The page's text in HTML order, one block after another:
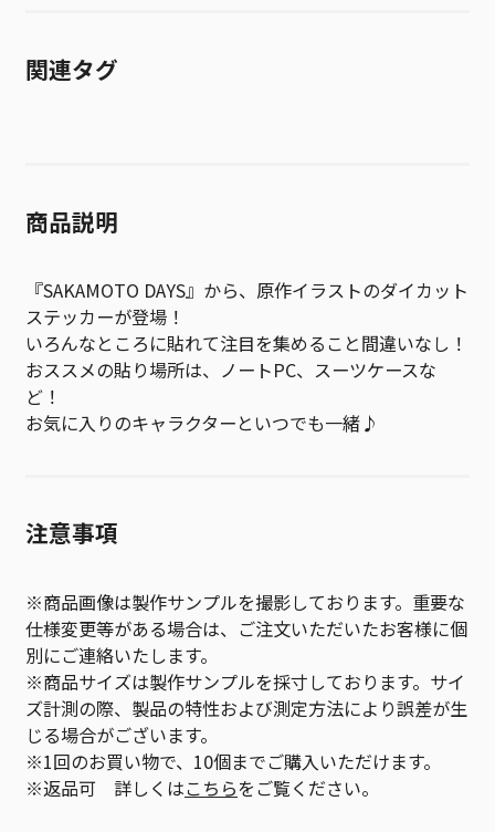
関連タグ
商品説明
『SAKAMOTO DAYS』から、原作イラストのダイカット
ステッカーが登場！
いろんなところに貼れて注目を集めること間違いなし！
おススメの貼り場所は、ノートPC、スーツケースな
ど！
お気に入りのキャラクターといつでも一緒♪
注意事項
※商品画像は製作サンプルを撮影しております。重要な
仕様変更等がある場合は、ご注文いただいたお客様に個
別にご連絡いたします。
※商品サイズは製作サンプルを採寸しております。サイ
ズ計測の際、製品の特性および測定方法により誤差が生
じる場合がございます。
※1回のお買い物で、10個までご購入いただけます。
※返品可 詳しくはこちらをご覧ください。